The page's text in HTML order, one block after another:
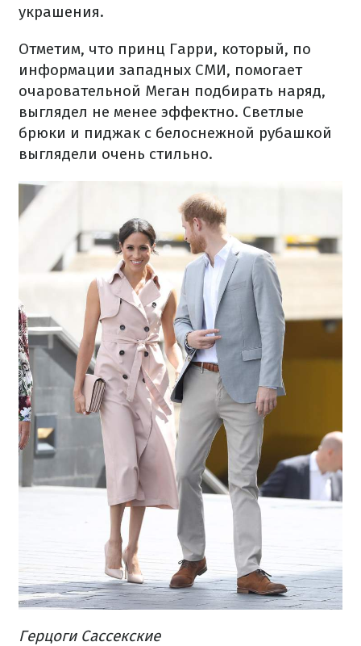
украшения.
Отметим, что принц Гарри, который, по
информации западных СМИ, помогает
очаровательной Меган подбирать наряд,
выглядел не менее эффектно. Светлые
брюки и пиджак с белоснежной рубашкой
выглядели очень стильно.
Герцоги Сассекские